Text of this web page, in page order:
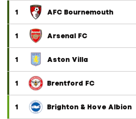
1 AFC Bournemouth
1 Arsenal FC
1 Aston Villa
1 Brentford FC
1 Brighton & Hove Albion